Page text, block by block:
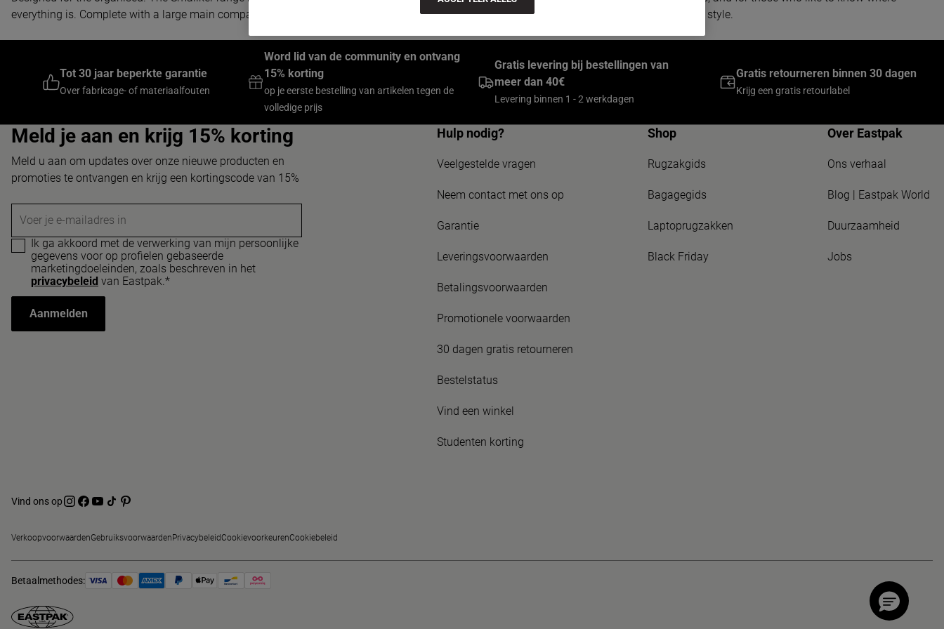
everything is. Complete with a large main compartment and a handy front pocket organiser, travel with everything you need in comfort and in style.
Tot 30 jaar beperkte garantie
Over fabricage- of materiaalfouten
Word lid van de community en ontvang
15% korting
op je eerste bestelling van artikelen tegen de
volledige prijs
Gratis levering bij bestellingen van
meer dan 40€
Levering binnen 1 - 2 werkdagen
Gratis retourneren binnen 30 dagen
Krijg een gratis retourlabel
Meld je aan en krijg 15% korting
Meld u aan om updates over onze nieuwe producten en
promoties te ontvangen en krijg een kortingscode van 15%
Voer je e-mailadres in
Ik ga akkoord met de verwerking van mijn persoonlijke
gegevens voor op profielen gebaseerde
marketingdoeleinden, zoals beschreven in het
privacybeleid van Eastpak.*
Aanmelden
Hulp nodig?
Veelgestelde vragen
Neem contact met ons op
Garantie
Leveringsvoorwaarden
Betalingsvoorwaarden
Promotionele voorwaarden
30 dagen gratis retourneren
Bestelstatus
Vind een winkel
Studenten korting
Shop
Rugzakgids
Bagagegids
Laptoprugzakken
Black Friday
Over Eastpak
Ons verhaal
Blog | Eastpak World
Duurzaamheid
Jobs
Vind ons op
VerkoopvoorwaardenGebruiksvoorwaardenPrivacybeleidCookievoorkeurenCookiebeleid
Betaalmethodes: